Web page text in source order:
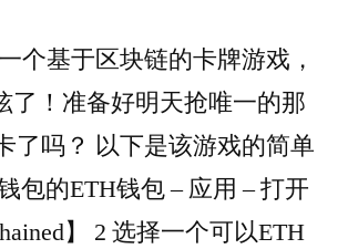
个基于区块链的卡牌游戏，
了！准备好明天抢唯一的那
了吗？ 以下是该游戏的简单
包的ETH钱包 – 应用 – 打开
】 2 选择一个可以ETH